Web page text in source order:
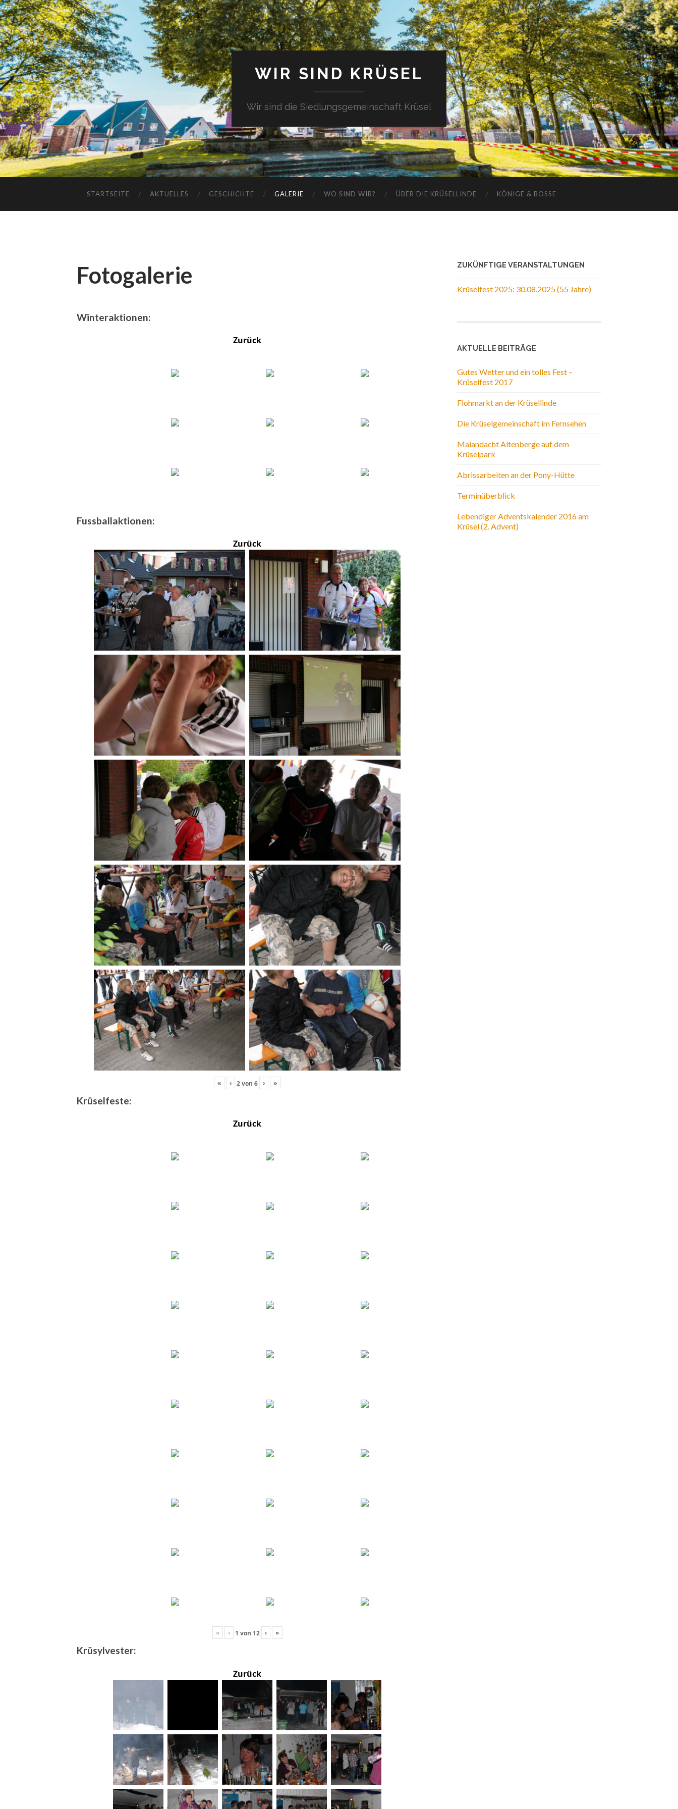
WIR SIND KRÜSEL
Wir sind die Siedlungsgemeinschaft Krüsel
STARTSEITE AKTUELLES GESCHICHTE GALERIE WO SIND WIR? ÜBER DIE KRÜSELLINDE KÖNIGE & BOSSE
Fotogalerie
Winteraktionen:
Zurück
Fussballaktionen:
Zurück
« ‹ 2von 6 › »
Krüselfeste:
Zurück
« ‹ 1 von 12 › »
Krüsylvester:
Zurück
ZUKÜNFTIGE VERANSTALTUNGEN
Krüselfest 2025: 30.08.2025 (55 Jahre)
AKTUELLE BEITRÄGE
Gutes Wetter und ein tolles Fest –
Krüselfest 2017
Flohmarkt an der Krüsellinde
Die Krüselgemeinschaft im Fernsehen
Maiandacht Altenberge auf dem
Krüselpark
Abrissarbeiten an der Pony-Hütte
Terminüberblick
Lebendiger Adventskalender 2016 am
Krüsel (2. Advent)